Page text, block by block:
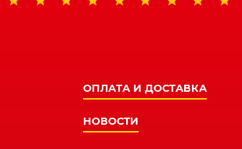
ОПЛАТА И ДОСТАВКА
НОВОСТИ